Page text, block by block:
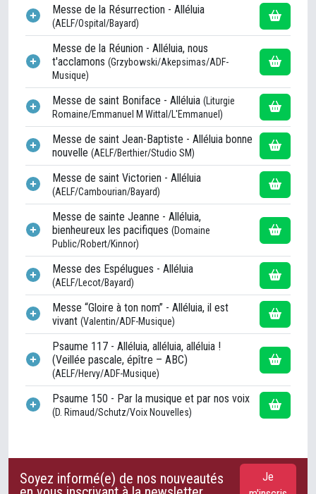
Messe de la Résurrection - Alléluia
(AELF/Ospital/Bayard)
Messe de la Réunion - Alléluia, nous
t'acclamons (Grzybowski/Akepsimas/ADF-
Musique)
Messe de saint Boniface - Alléluia (Liturgie
Romaine/Emmanuel M Wittal/L'Emmanuel)
Messe de saint Jean-Baptiste - Alléluia bonne
nouvelle (AELF/Berthier/Studio SM)
Messe de saint Victorien - Alléluia
(AELF/Cambourian/Bayard)
Messe de sainte Jeanne - Alléluia,
bienheureux les pacifiques (Domaine
Public/Robert/Kinnor)
Messe des Espélugues - Alléluia
(AELF/Lecot/Bayard)
Messe “Gloire à ton nom” - Alléluia, il est
vivant (Valentin/ADF-Musique)
Psaume 117 - Alléluia, alléluia, alléluia !
(Veillée pascale, épître – ABC)
(AELF/Hervy/ADF-Musique)
Psaume 150 - Par la musique et par nos voix
(D. Rimaud/Schutz/Voix Nouvelles)
Soyez informé(e) de nos nouveautés
Je